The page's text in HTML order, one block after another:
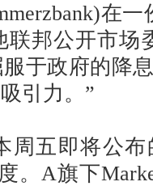
在
邦公开市场
服于政府的
引力。”
周五即将公
。A旗下